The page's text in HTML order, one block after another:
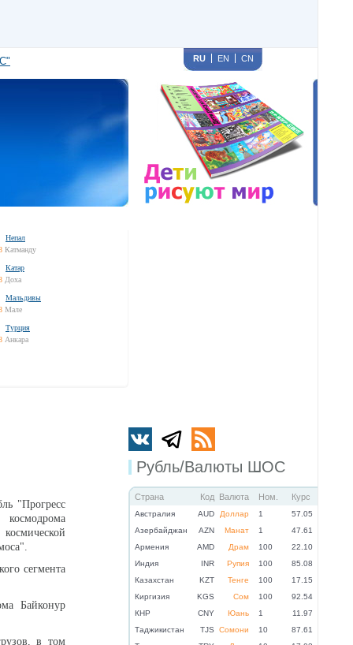
RU EN CN
Непал
Катманду
Катар
Доха
Мальдивы
Мале
Турция
Анкара
Рубль/Валюты ШОС
Страна Код Валюта Ном. Курс
Австралия AUD Доллар 1
57.05
Азербайджан
AZN Манат 1
47.61
Армения
AMD Драм 100
22.10
Индия
INR Рупия 100
85.08
Казахстан
KZT Тенге 100
17.15
Киргизия
KGS Сом 100
92.54
КНР
CNY Юань 1
11.97
Таджикистан
TJS Сомони 10
87.61
"Прогресс
сегмента
Байконур
в том